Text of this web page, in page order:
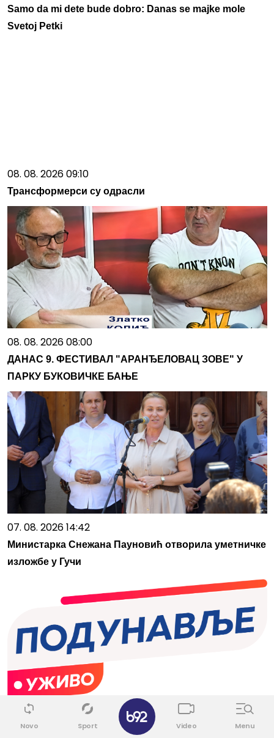
Samo da mi dete bude dobro: Danas se majke mole
Svetoj Petki
08. 08. 2026 09:10
Трансформерси су одрасли
08. 08. 2026 08:00
ДАНАС 9. ФЕСТИВАЛ "АРАНЂЕЛОВАЦ ЗОВЕ" У
ПАРКУ БУКОВИЧКЕ БАЊЕ
07. 08. 2026 14:42
Министарка Снежана Пауновић отворила уметничке
изложбе у Гучи
07. 08. 2026 12:05
ПОЧЕЛА ЧИСТКА, УСКОРО НОВЕ СМЕНЕ! Вучићев
Novo Sport Video Menu